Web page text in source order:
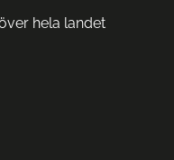
hela landet